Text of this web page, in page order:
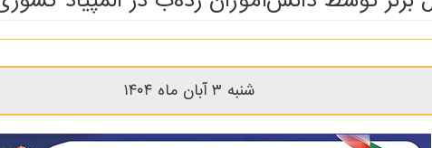
شنبه ۳ آبان ماه ۱۴۰۴